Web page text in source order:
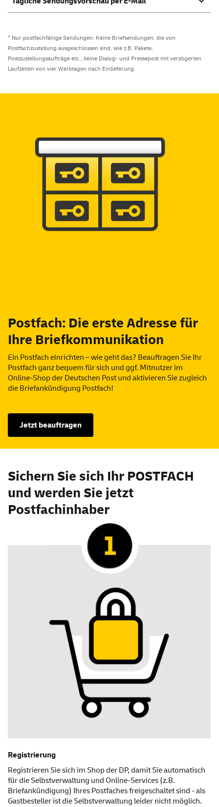
* Nur postfachfähige Sendungen: Keine Briefsendungen, die von
Postfachzustellung ausgeschlossen sind, wie z.B. Pakete,
Postzustellungsaufträge etc., keine Dialog- und Pressepost mit verzögerten
Laufzeiten von vier Werktagen nach Einlieferung.
Postfach: Die erste Adresse für
Ihre Briefkommunikation
Ein Postfach einrichten – wie geht das? Beauftragen Sie Ihr
Postfach ganz bequem für sich und ggf. Mitnutzer im
Online-Shopder Deutschen Post und aktivieren Sie zugleich
die Briefankündigung Postfach!
Jetzt beauftragen
Sichern Sie sich Ihr POSTFACH
und werden Sie jetzt
Postfachinhaber
Registrierung
Registrieren Sie sich im Shopder DP, damit Sie automatisch
für die Selbstverwaltung und Online-Services (z.B.
Briefankündigung) Ihres Postfaches freigeschaltet sind - als
Gastbesteller ist die Selbstverwaltung leider nicht möglich.